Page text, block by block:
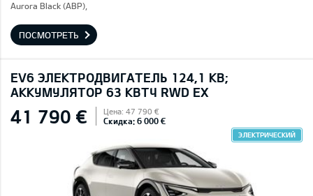
Aurora Black (ABP),
ПОСМОТРЕТЬ
EV6 ЭЛЕКТРОДВИГАТЕЛЬ 124,1 КВ;
AККУМУЛЯТОР 63 КВТЧ RWD EX
41 790 € Цена: 47 790 €
Скидка: 6 000 €
ЭЛЕКТРИЧЕСКИЙ